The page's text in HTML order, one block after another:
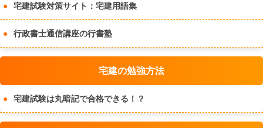
宅建試験対策サイト：宅建用語集
行政書士通信講座の行書塾
宅建の勉強方法
宅建試験は丸暗記で合格できる！？